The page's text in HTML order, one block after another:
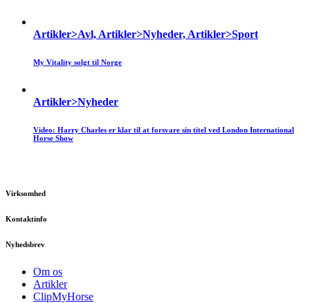
Artikler>Avl, Artikler>Nyheder, Artikler>Sport
My Vitality solgt til Norge
Artikler>Nyheder
Video: Harry Charles er klar til at forsvare sin titel ved London International
Horse Show
Virksomhed
Kontaktinfo
Nyhedsbrev
Om os
Artikler
ClipMyHorse